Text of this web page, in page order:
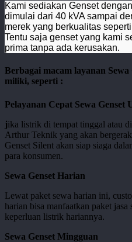
Kami sediakan Genset
dimulai dari 40 kVA sampai
merek yang berkualitas
Tentu saja genset yang kami
prima tanpa ada kerusakan.
Berbagai macam layanan
miliki, seperti :
Pelayanan Cepat Sewa Genset
jika listrik di tempat tinggal atau
Arthur Teknik yang akan
Genset Silent akan siap siaga
para konsumen.
Sewa Genset Harian
Lewat paket sewa harian ini,
harian bisa manfaatkan paket
keperluan listrik hariannya.
Sewa Genset Mingguan